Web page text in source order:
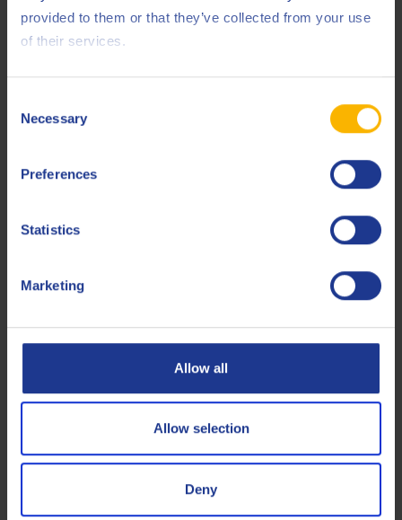
provided to them or that they’ve collected from your use
of their services.
Selection
Necessary
Preferences
Statistics
Marketing
Allow all
Allow selection
Deny
Jaguar Land Rover
Renault RN 0700
Gerelateerde producten
Q8 Formula Techno Eco 0W-30
Synthetische ACEA C2- en Ford WSS M2C-950A-motorolie
voor personenwagens